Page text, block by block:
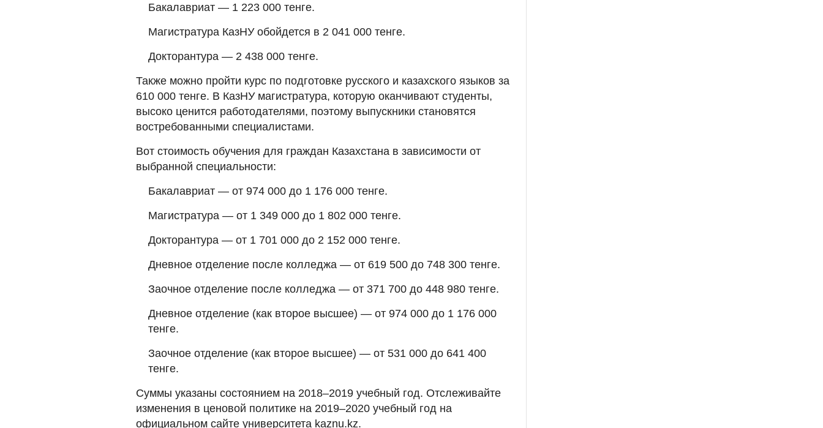
Бакалавриат — 1 223 000 тенге.
Магистратура КазНУ обойдется в 2 041 000 тенге.
Докторантура — 2 438 000 тенге.
Также можно пройти курс по подготовке русского и казахского языков за
610 000 тенге. В КазНУ магистратура, которую оканчивают студенты,
высоко ценится работодателями, поэтому выпускники становятся
востребованными специалистами.
Вот стоимость обучения для граждан Казахстана в зависимости от
выбранной специальности:
Бакалавриат — от 974 000 до 1 176 000 тенге.
Магистратура — от 1 349 000 до 1 802 000 тенге.
Докторантура — от 1 701 000 до 2 152 000 тенге.
Дневное отделение после колледжа — от 619 500 до 748 300 тенге.
Заочное отделение после колледжа — от 371 700 до 448 980 тенге.
Дневное отделение (как второе высшее) — от 974 000 до 1 176 000
тенге.
Заочное отделение (как второе высшее) — от 531 000 до 641 400
тенге.
Суммы указаны состоянием на 2018–2019 учебный год. Отслеживайте
изменения в ценовой политике на 2019–2020 учебный год на
официальном сайте университета kaznu.kz.